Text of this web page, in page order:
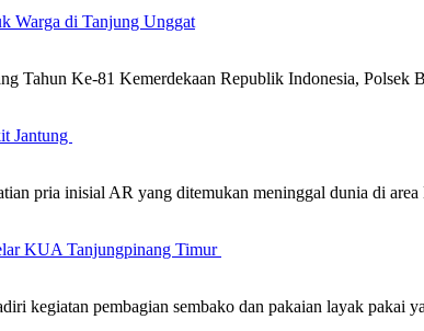
Warga di Tanjung Unggat
Tahun Ke-81 Kemerdekaan Republik Indonesia,
Jantung
pria inisial AR yang ditemukan meninggal dunia di
KUA Tanjungpinang Timur
kegiatan pembagian sembako dan pakaian layak pakai